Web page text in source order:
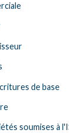
de base
soumises à